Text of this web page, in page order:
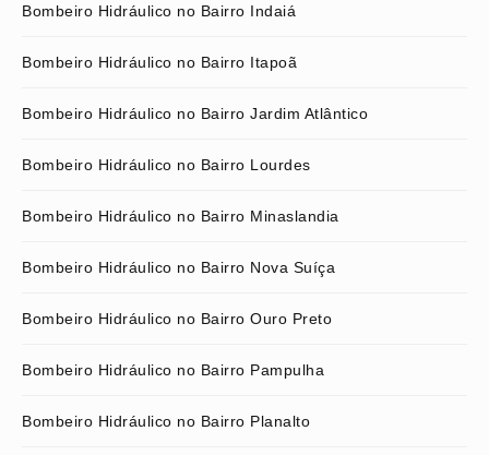
Bombeiro Hidráulico no Bairro Indaiá
Bombeiro Hidráulico no Bairro Itapoã
Bombeiro Hidráulico no Bairro Jardim Atlântico
Bombeiro Hidráulico no Bairro Lourdes
Bombeiro Hidráulico no Bairro Minaslandia
Bombeiro Hidráulico no Bairro Nova Suíça
Bombeiro Hidráulico no Bairro Ouro Preto
Bombeiro Hidráulico no Bairro Pampulha
Bombeiro Hidráulico no Bairro Planalto